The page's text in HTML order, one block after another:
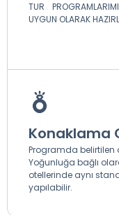
TUR
UYGUN OLARAK
Konaklama
Programda belirtilen
Yoğunluğa bağlı
otellerinde aynı
yapılabilir.